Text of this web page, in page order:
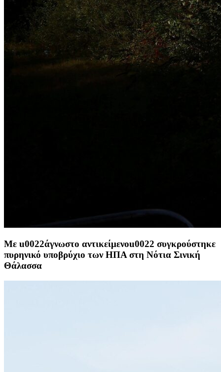
Με u0022άγνωστο αντικείμενοu0022 συγκρούστηκε
πυρηνικό υποβρύχιο των ΗΠΑ στη Νότια Σινική
Θάλασσα